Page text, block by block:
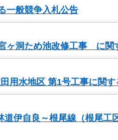
般競争入札公告
洞ため池改修工事 に関
用水地区 第1号工事に関
伊自良～根尾線（根尾工